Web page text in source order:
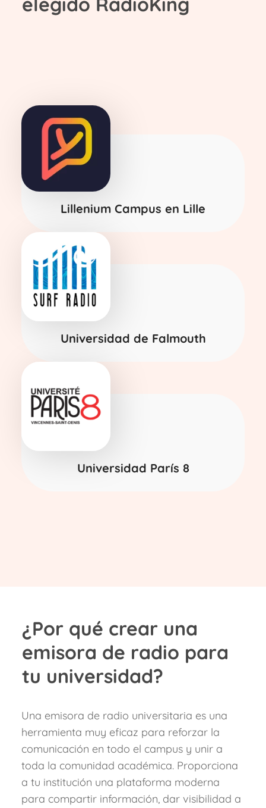
Lillenium Campus en Lille
Universidad de Falmouth
Universidad París 8
¿Por qué crear una
emisora de radio para
tu universidad?
Una emisora de radio universitaria es una
herramienta muy eficaz para reforzar la
comunicación en todo el campus y unir a
toda la comunidad académica. Proporciona
a tu institución una plataforma moderna
para compartir información, dar visibilidad a